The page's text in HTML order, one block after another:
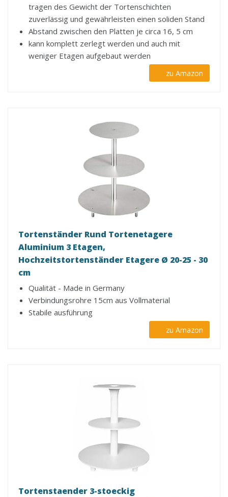
tragen des Gewicht der Tortenschichten
zuverlässig und gewährleisten einen soliden Stand
Abstand zwischen den Platten je circa 16, 5 cm
kann komplett zerlegt werden und auch mit
weniger Etagen aufgebaut werden
zu Amazon
Tortenständer Rund Tortenetagere
Aluminium 3 Etagen,
Hochzeitstortenständer Etagere Ø 20-25 - 30
cm
Qualität - Made in Germany
Verbindungsrohre 15cm aus Vollmaterial
Stabile ausführung
zu Amazon
Tortenstaender 3-stoeckig